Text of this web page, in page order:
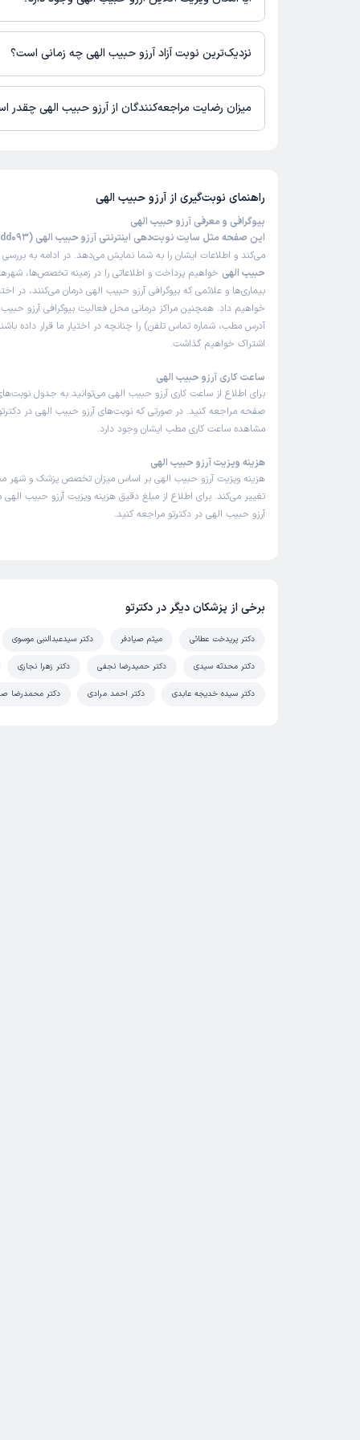
در حال حاضر اطلاعاتی درباره ارائه ویزیت آنلاین توسط آرزو حبیب
نیست. برای دریافت اطلاعات دقیق‌تر، لطفاً با مطب تماس بگیرید.
نزدیک‌ترین نوبت آزاد آرزو حبیب الهی چه زمانی است؟
زمان نوبت‌دهی و پذیرش بیماران با هماهنگی مطب مشخص می‌شود.
میزان رضایت مراجعه‌کنندگان از آرزو حبیب الهی چقدر
راهنمای نوبت‌گیری از آرزو حبیب الهی
بیوگرافی و معرفی آرزو حبیب الهی
این صفحه مثل سایت نوبت‌دهی اینترنتی آرزو حبیب الهی (65D30E2Fdd093)
می‌کند و اطلاعات ایشان را به شما نمایش می‌دهد. در ادامه به بررسی
حبیب الهی خواهیم پرداخت و اطلاعاتی را در زمینه تخصص‌ها،
بیماری‌ها و علائمی که بیوگرافی آرزو حبیب الهی درمان می‌کنند، در
خواهیم داد. همچنین مراکز درمانی محل فعالیت بیوگرافی آرزو
آدرس مطب، شماره تماس تلفن) را چنانچه در اختیار ما قرار داده
اشتراک خواهیم گذاشت.
ساعت کاری آرزو حبیب الهی
برای اطلاع از ساعت کاری آرزو حبیب الهی می‌توانید به جدول
صفحه مراجعه کنید. در صورتی که نوبت‌های آرزو حبیب الهی در دکترتو
مشاهده ساعت کاری مطب ایشان وجود دارد.
هزینه ویزیت آرزو حبیب الهی
هزینه ویزیت آرزو حبیب الهی بر اساس میزان تخصص پزشک و شهر
تغییر می‌کند. برای اطلاع از مبلغ دقیق هزینه ویزیت آرزو حبیب الهی
آرزو حبیب الهی در دکترتو مراجعه کنید.
برخی از پزشکان دیگر در دکترتو
دکتر پریدخت عطائی میثم صیادفر دکتر سیدعبدالنبی موسوی
دکتر محدثه سیدی دکتر حمیدرضا نجفی دکتر زهرا نجاری
دکتر سیده خدیجه عابدی دکتر احمد مرادی دکتر محمدرضا